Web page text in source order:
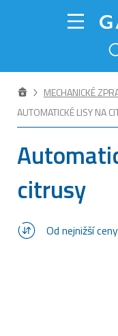
MECHANICKÉ
AUTOMATICKÉ LISY NA
citrusy
Od nejnižší ceny